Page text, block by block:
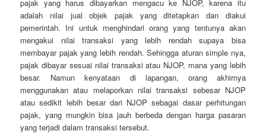
pajak yang harus dibayarkan mengacu ke NJOP, karena itu
adalah nilai jual objek pajak yang ditetapkan dan diakui
pemerintah. Ini untuk menghindari orang yang tentunya akan
mengakui nilai transaksi yang lebih rendah supaya bisa
membayar pajak yang lebih rendah. Sehingga aturan simple nya,
pajak dibayar sesuai nilai transaksi atau NJOP, mana yang lebih
besar. Namun kenyataan di lapangan, orang akhirnya
menggunakan atau melaporkan nilai transaksi sebesar NJOP
atau sedikit lebih besar dari NJOP sebagai dasar perhitungan
pajak, yang mungkin bisa jauh berbeda dengan harga pasaran
yang terjadi dalam transaksi tersebut.